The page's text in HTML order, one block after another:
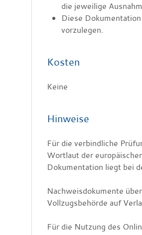
die jeweilige
Diese
vorzulegen.
Kosten
Keine
Hinweise
Für die verbindliche
Wortlaut der
Dokumentation liegt bei
Nachweisdokumente
Vollzugsbehörde auf
Für die Nutzung des